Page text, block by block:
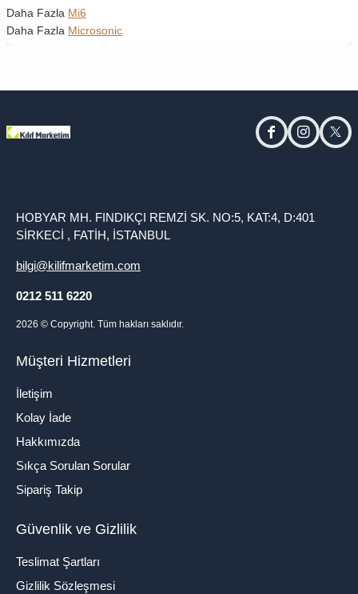
Daha Fazla Mi6
Daha Fazla Microsonic
facebookinstagram
HOBYAR MH. FINDIKÇI REMZİ SK. NO:5, KAT:4, D:401
SİRKECİ , FATİH, İSTANBUL
bilgi@kilifmarketim.com
0212 511 6220
2026 © Copyright. Tüm hakları saklıdır.
Müşteri Hizmetleri
İletişim
Kolay İade
Hakkımızda
Sıkça Sorulan Sorular
Sipariş Takip
Güvenlik ve Gizlilik
Teslimat Şartları
Gizlilik Sözleşmesi